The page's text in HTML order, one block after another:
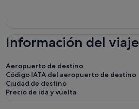
Información del viaje
Aeropuerto de destino
Código IATA del aeropuerto de destino
Ciudad de destino
Precio de ida y vuelta